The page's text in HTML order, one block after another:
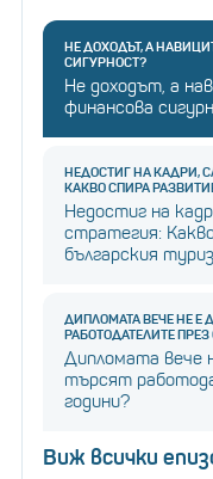
НЕ ДОХОДЪТ, А
СИГУРНОСТ?
Не доходът, а
финансова
НЕДОСТИГ НА КАДРИ,
КАКВО СПИРА
Недостиг на
стратегия:
българския
ДИПЛОМАТА ВЕЧЕ НЕ Е
РАБОТОДАТЕЛИТЕ
Дипломата вече
търсят
години?
Виж всички